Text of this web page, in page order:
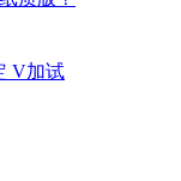
V加试